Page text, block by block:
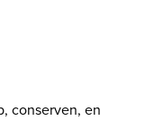
conserven, en